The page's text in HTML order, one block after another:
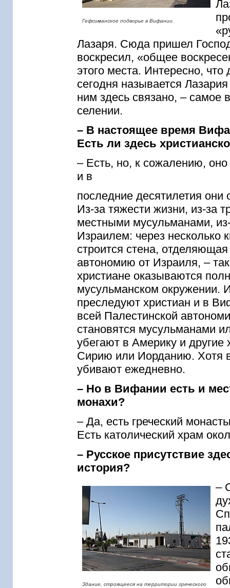
Гефсиманское подворье в Вифании.
Лазаря. Сюда пришел
воскресил, «общее
этого места. Интересно,
сегодня называется
ним здесь связано, – самое
селении.
– В настоящее время
Есть ли здесь
– Есть, но, к сожалению,
и в
последние десятилетия они
Из-за тяжести жизни, из-за
местными мусульманами,
Израилем: через несколько
строится стена,
автономию от Израиля, –
христиане оказываются
мусульманском окружении.
преследуют христиан и в
всей Палестинской
становятся мусульманами
убегают в Америку и другие
Сирию или Иорданию. Хотя
убивают ежедневно.
– Но в Вифании есть и
монахи?
– Да, есть греческий
Есть католический храм
– Русское присутствие
история?
Здание, строящееся на территории греческого
–